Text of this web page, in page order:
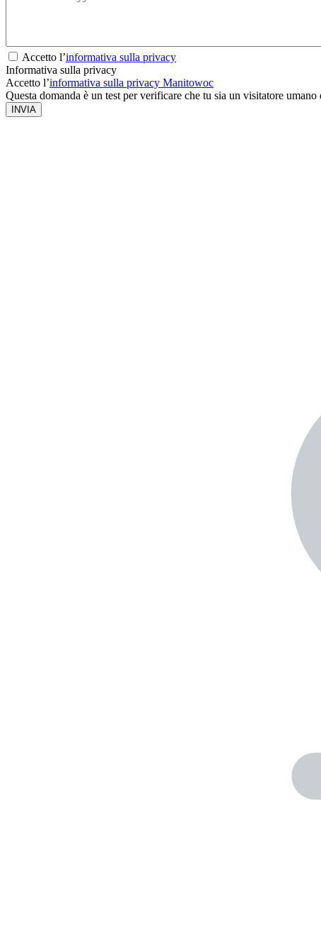
Accetto l’informativa sulla privacy
Informativa sulla privacy
Accetto l’informativa sulla privacy Manitowoc
Questa domanda è un test per verificare che tu sia un visitatore